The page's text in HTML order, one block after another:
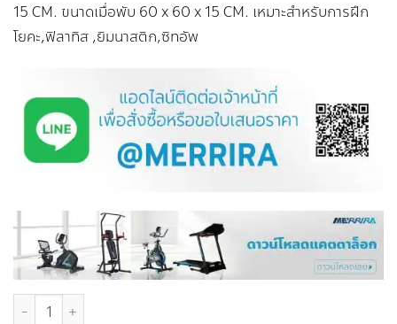
15 CM. ขนาดเมื่อพับ 60 x 60 x 15 CM. เหมาะสำหรับการฝึก
โยคะ,ฟิลาทิส ,ยิมนาสติก,ซิทอัพ
จำนวน MERRIRA เบาะออกกำลังกาย พับได้ 3 ส่วน Foldable Exercise